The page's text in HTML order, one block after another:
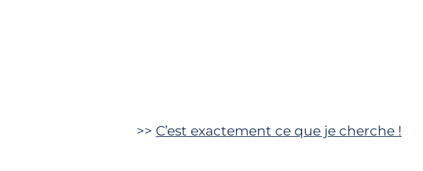
>> C’est exactement ce que je cherche !